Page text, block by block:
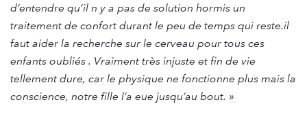
d’entendre qu’il n y a pas de solution hormis un
traitement de confort durant le peu de temps qui reste.il
faut aider la recherche sur le cerveau pour tous ces
enfants oubliés . Vraiment très injuste et fin de vie
tellement dure, car le physique ne fonctionne plus mais la
conscience, notre fille l’a eue jusqu’au bout. »